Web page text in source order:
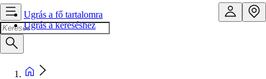
Ugrás a fő tartalomra
Ugrás a kereséshez